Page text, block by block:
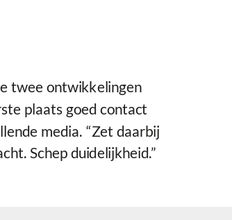
twee ontwikkelingen
plaats goed contact
media. “Zet daarbij
Schep duidelijkheid.”